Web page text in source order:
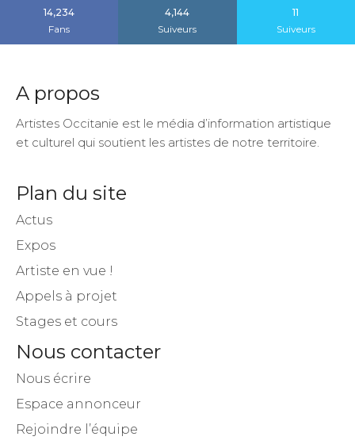
14,234
Fans
4,144
Suiveurs
11
Suiveurs
A propos
Artistes Occitanie est le média d’information artistique
et culturel qui soutient les artistes de notre territoire.
Plan du site
Actus
Expos
Artiste en vue !
Appels à projet
Stages et cours
Nous contacter
Nous écrire
Espace annonceur
Rejoindre l’équipe